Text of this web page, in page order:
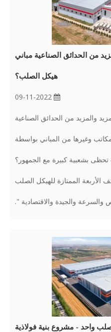
من الحدائق الصناعية مباني
هيكل الصلب؟
والمزيد من الحدائق الصناعية
وغيرها من المباني بواسطة
بشعبية كبيرة مع الجمهور؟
الأربعة الممتازة للهيكل الصلب
والسرعة والجيدة والاقتصادية ".
واحد - مشروع بنية فولاذية